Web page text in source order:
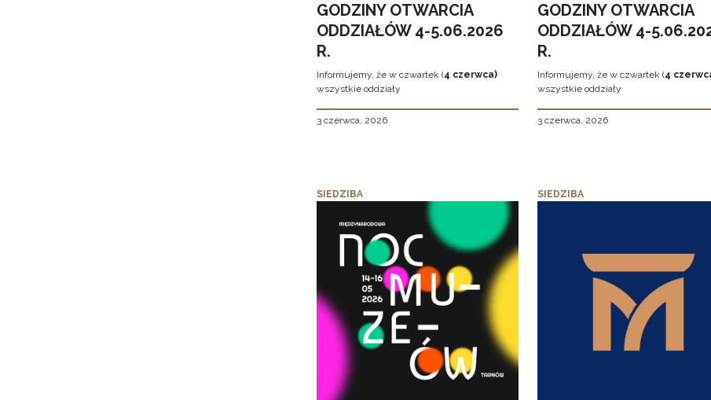
GODZINY OTWARCIA
ODDZIAŁÓW 4-5.06.2026
R.
Informujemy, że w czwartek (4 czerwca)
wszystkie oddziały
3 czerwca, 2026
GODZINY OTWARCIA
ODDZIAŁÓW 4-
R.
Informujemy, że w czwartek (4
wszystkie oddziały
3 czerwca, 2026
SIEDZIBA SIEDZIBA